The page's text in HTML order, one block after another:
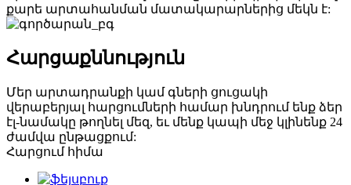
քարե արտահանման մատակարարներից մեկն է:
Հարցաքննություն
Մեր արտադրանքի կամ գների ցուցակի
վերաբերյալ հարցումների համար խնդրում ենք ձեր
էլ-նամակը թողնել մեզ, եւ մենք կապի մեջ կլինենք 24
ժամվա ընթացքում:
Հարցում հիմա